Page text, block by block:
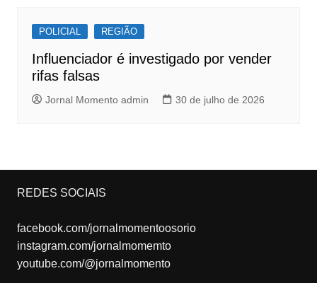
POLICIAL REGIÃO
Influenciador é investigado por vender
rifas falsas
Jornal Momento admin 30 de julho de 2026
REDES SOCIAIS
facebook.com/jornalmomentoosorio
instagram.com/jornalmomemto
youtube.com/@jornalmomento